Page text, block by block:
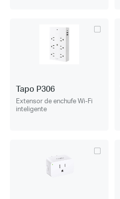
Tapo P306
Extensor de enchufe Wi-Fi
inteligente